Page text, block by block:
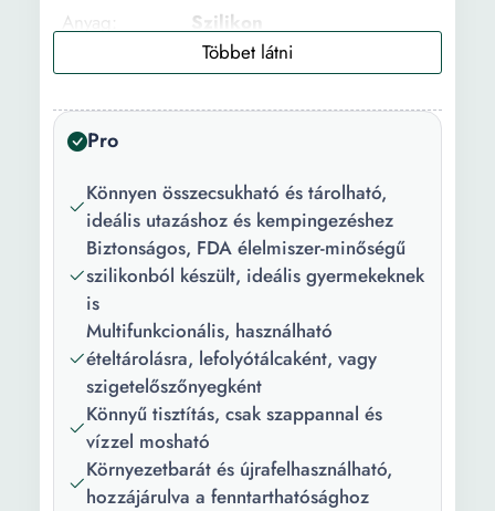
Anyag:
Szilikon
Főbb
Nem toxikus BPA mentes
Egyszerű tisztítás
Környezetkímélő
Mosógatógépben mosható
Mikrohullámú sütőben
használható Tartós
Mosogatógépben mosható
Hőálló anyag
Összecsukható Pilable
Szín:
Fekete
Pro
Könnyen összecsukható és tárolható,
ideális utazáshoz és kempingezéshez
Biztonságos, FDA élelmiszer-minőségű
szilikonból készült, ideális gyermekeknek
is
Multifunkcionális, használható
ételtárolásra, lefolyótálcaként, vagy
szigetelőszőnyegként
Könnyű tisztítás, csak szappannal és
vízzel mosható
Környezetbarát és újrafelhasználható,
hozzájárulva a fenntarthatósághoz